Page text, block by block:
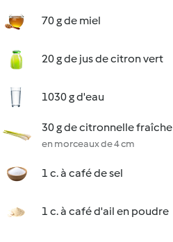
70 g de miel
20 g de jus de citron vert
1030 g d'eau
30 g de citronnelle fraîche
en morceaux de 4 cm
1 c. à café de sel
1 c. à café d'ail en poudre